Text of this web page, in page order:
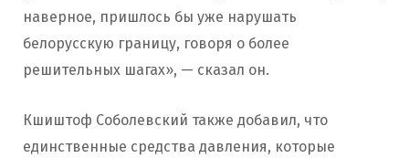
наверное, пришлось бы уже нарушать
белорусскую границу, говоря о более
решительных шагах», — сказал он.
Кшиштоф Соболевский также добавил, что
единственные средства давления, которые